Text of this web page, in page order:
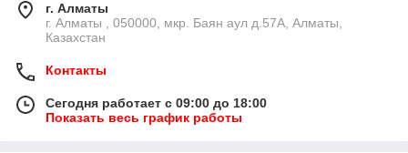
г. Алматы
г. Алматы , 050000, мкр. Баян аул д.57А, Алматы,
Казахстан
Контакты
Сегодня работает с 09:00 до 18:00
Показать весь график работы